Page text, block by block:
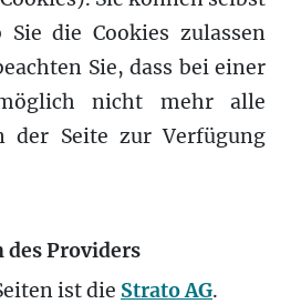
Sie die Cookies zulassen
Sie, dass bei einer
nicht mehr alle
der Seite zur Verfügung
Providers
ist die Strato AG.